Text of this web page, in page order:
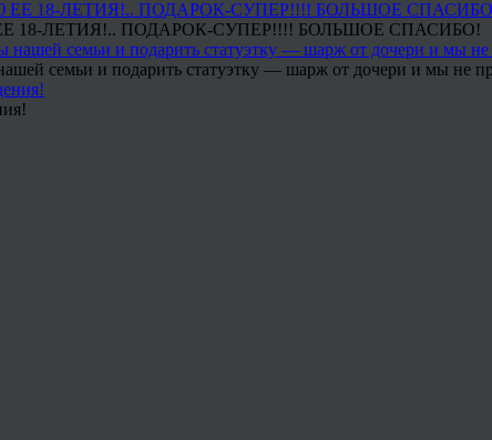
ЛЕТИЯ!.. ПОДАРОК-СУПЕР!!!! БОЛЬШОЕ СПАСИБО!
семьи и подарить статуэтку — шарж от дочери и мы не